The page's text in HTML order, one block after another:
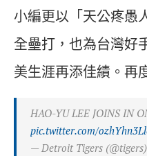
小編更以「天公疼愚
全壘打，也為台灣好
美生涯再添佳績。再
HAO-YU LEE JOINS IN
pic.twitter.com/
— Detroit Tigers (@tigers)